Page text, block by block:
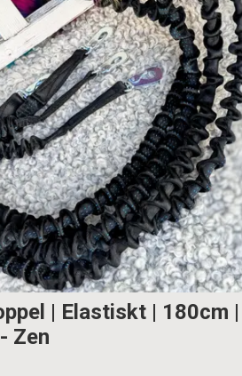
| Elastiskt | 180cm |
Zen